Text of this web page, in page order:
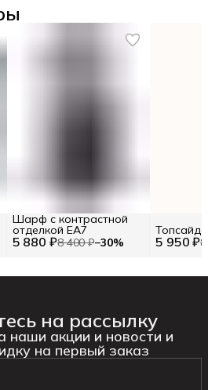
5 880 ₽8 400 ₽−30%
Шарф с контрастной
отделкой EA7
5 950 ₽
на рассылку
наши акции и новости и
на первый заказ